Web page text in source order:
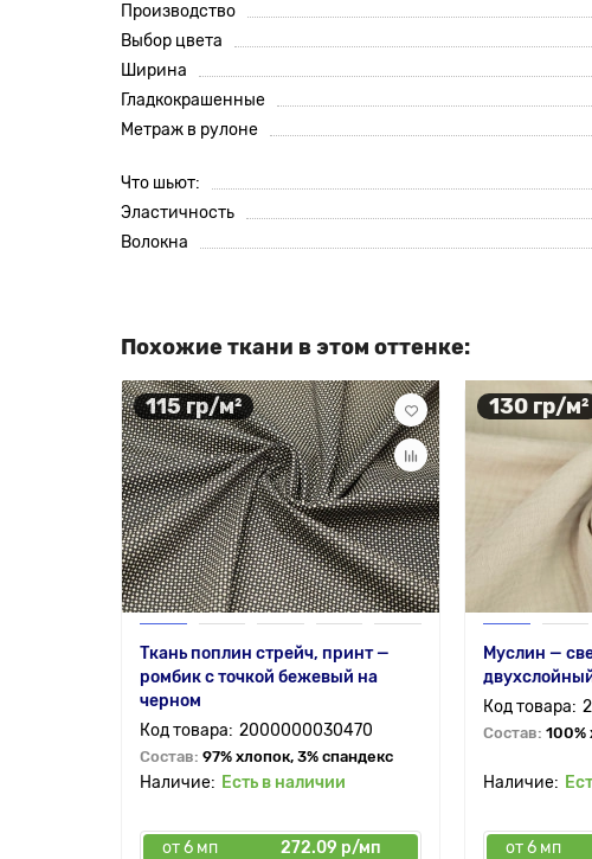
Производство
Выбор цвета
Ширина
Гладкокрашенные
Метраж в рулоне
Что шьют:
Эластичность
Волокна
Похожие ткани в этом оттенке:
115 гр/м²
Ткань поплин стрейч, принт —
ромбик с точкой бежевый на
черном
2000000030470
Состав: 97% хлопок, 3% спандекс
Есть в наличии
от 6 мп
272.09 р/мп
130 гр/м²
Муслин —
Состав: 100%
от 6 мп